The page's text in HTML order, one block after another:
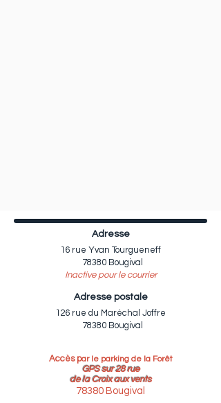
Adresse
16 rue Yvan Tourgueneff
78380 Bougival
Inactive pour le courrier
Adresse postale
126 rue du Maréchal Joffre
78380 Bougival
Accès par le parking de la Forêt
GPS sur 28 rue
de la Croix aux vents
78380 Bougival